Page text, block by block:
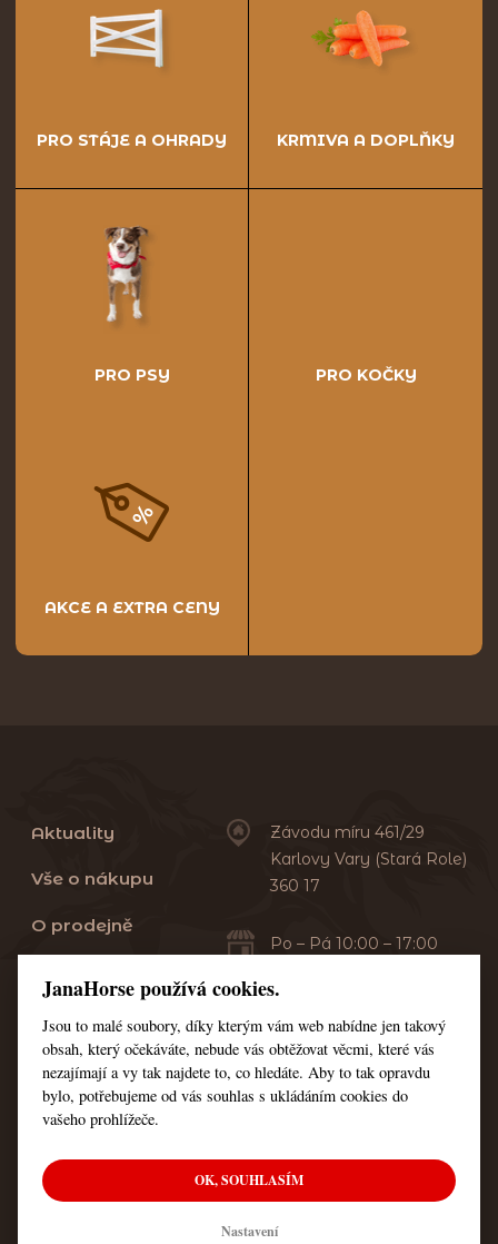
PRO STÁJE A OHRADY KRMIVA A DOPLŇKY
PRO PSY PRO KOČKY
AKCE A EXTRA CENY
Aktuality
Vše o nákupu
O prodejně
Servis
Kontakt
Nastavení cookies
Závodu míru 461/29
Karlovy Vary (Stará Role)
360 17
Po – Pá 10:00 – 17:00
+420 353 549 410
+420 608 444 378
© Všechna práva vyhrazena JanaHorse
JanaHorse používá cookies.
Jsou to malé soubory, díky kterým vám web nabídne jen takový
obsah, který očekáváte, nebude vás obtěžovat věcmi, které vás
nezajímají a vy tak najdete to, co hledáte. Aby to tak opravdu
bylo, potřebujeme od vás souhlas s ukládáním cookies do
vašeho prohlížeče.
OK, SOUHLASÍM
Nastavení